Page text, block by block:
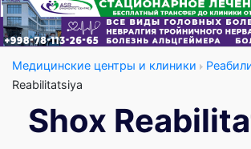
Медицинские центры и клиники
Reabilitatsiya
Shox